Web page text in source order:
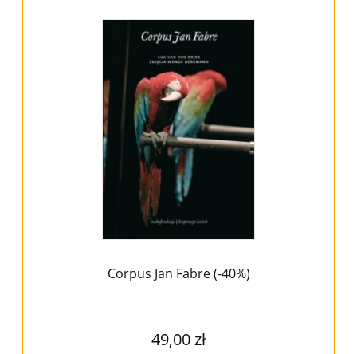
Corpus Jan Fabre (-40%)
49,00 zł